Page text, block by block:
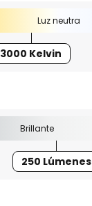
Luz neutra
3000 Kelvin
Brillante
250 Lúmenes